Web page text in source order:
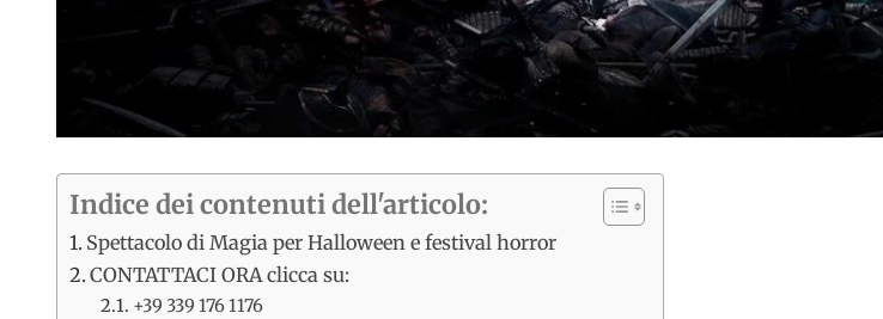
Indice dei contenuti dell'articolo:
Spettacolo di Magia per Halloween e festival horror
CONTATTACI ORA clicca su:
+39 339 176 1176